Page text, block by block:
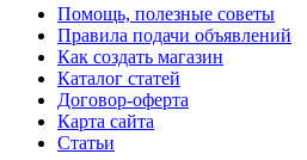
Помощь, полезные советы
Правила подачи объявлений
Как создать магазин
Каталог статей
Договор-оферта
Карта сайта
Статьи